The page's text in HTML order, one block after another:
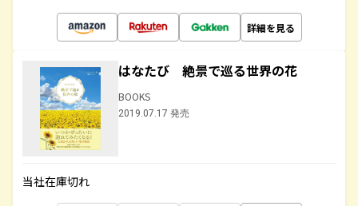
詳細を見る
はなたび 絶景で巡る世界の花
BOOKS
2019.07.17 発売
当社在庫切れ